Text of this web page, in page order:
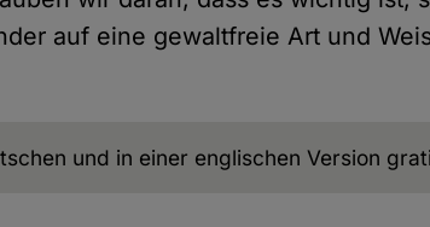
auf eine gewaltfreie Art und
und in einer englischen Version